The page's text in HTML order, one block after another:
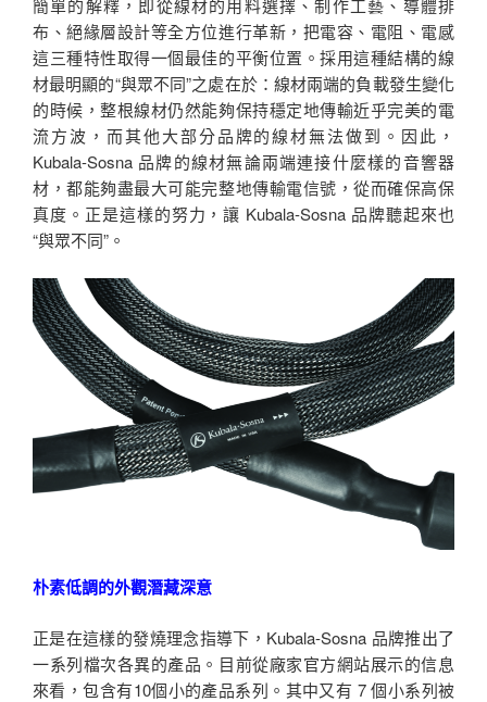
簡單的解釋，即從線材的用料選擇、制作工藝、導體排
布、絕緣層設計等全方位進行革新，把電容、電阻、電感
這三種特性取得一個最佳的平衡位置。採用這種結構的線
材最明顯的“與眾不同”之處在於：線材兩端的負載發生變化
的時候，整根線材仍然能夠保持穩定地傳輸近乎完美的電
流方波，而其他大部分品牌的線材無法做到。因此，
Kubala-Sosna 品牌的線材無論兩端連接什麼樣的音響器
材，都能夠盡最大可能完整地傳輸電信號，從而確保高保
真度。正是這樣的努力，讓 Kubala-Sosna 品牌聽起來也
“與眾不同”。
朴素低調的外觀潛藏深意
正是在這樣的發燒理念指導下，Kubala-Sosna 品牌推出了
一系列檔次各異的產品。目前從廠家官方網站展示的信息
來看，包含有10個小的產品系列。其中又有 7 個小系列被